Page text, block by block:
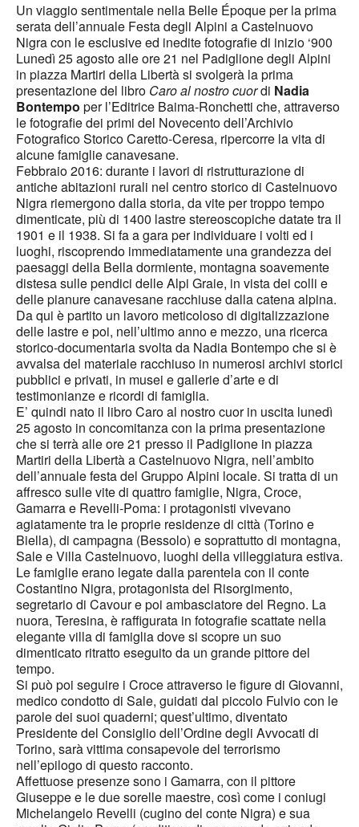
Un viaggio sentimentale nella Belle Époque per la prima
serata dell’annuale Festa degli Alpini a Castelnuovo
Nigra con le esclusive ed inedite fotografie di inizio ‘900
Lunedì 25 agosto alle ore 21 nel Padiglione degli Alpini
in piazza Martiri della Libertà si svolgerà la prima
presentazione del libro Caro al nostro cuordi Nadia
Bontempo per l’Editrice Baima-Ronchetti che, attraverso
le fotografie dei primi del Novecento dell’Archivio
Fotografico Storico Caretto-Ceresa, ripercorre la vita di
alcune famiglie canavesane.
Febbraio 2016: durante i lavori di ristrutturazione di
antiche abitazioni rurali nel centro storico di Castelnuovo
Nigra riemergono dalla storia, da vite per troppo tempo
dimenticate, più di 1400 lastre stereoscopiche datate tra il
1901 e il 1938. Si fa a gara per individuare i volti ed i
luoghi, riscoprendo immediatamente una grandezza dei
paesaggi della Bella dormiente, montagna soavemente
distesa sulle pendici delle Alpi Graie, in vista dei colli e
delle pianure canavesane racchiuse dalla catena alpina.
Da qui è partito un lavoro meticoloso di digitalizzazione
delle lastre e poi, nell’ultimo anno e mezzo, una ricerca
storico-documentaria svolta da Nadia Bontempo che si è
avvalsa del materiale racchiuso in numerosi archivi storici
pubblici e privati, in musei e gallerie d’arte e di
testimonianze e ricordi di famiglia.
E’ quindi nato il libro Caro al nostro cuor in uscita lunedì
25 agosto in concomitanza con la prima presentazione
che si terrà alle ore 21 presso il Padiglione in piazza
Martiri della Libertà a Castelnuovo Nigra, nell’ambito
dell’annuale festa del Gruppo Alpini locale. Si tratta di un
affresco sulle vite di quattro famiglie, Nigra, Croce,
Gamarra e Revelli-Poma: i protagonisti vivevano
agiatamente tra le proprie residenze di città (Torino e
Biella), di campagna (Bessolo) e soprattutto di montagna,
Sale e Villa Castelnuovo, luoghi della villeggiatura estiva.
Le famiglie erano legate dalla parentela con il conte
Costantino Nigra, protagonista del Risorgimento,
segretario di Cavour e poi ambasciatore del Regno. La
nuora, Teresina, è raffigurata in fotografie scattate nella
elegante villa di famiglia dove si scopre un suo
dimenticato ritratto eseguito da un grande pittore del
tempo.
Si può poi seguire i Croce attraverso le figure di Giovanni,
medico condotto di Sale, guidati dal piccolo Fulvio con le
parole dei suoi quaderni; quest’ultimo, diventato
Presidente del Consiglio dell’Ordine degli Avvocati di
Torino, sarà vittima consapevole del terrorismo
nell’epilogo di questo racconto.
Affettuose presenze sono i Gamarra, con il pittore
Giuseppe e le due sorelle maestre, così come i coniugi
Michelangelo Revelli (cugino del conte Nigra) e sua